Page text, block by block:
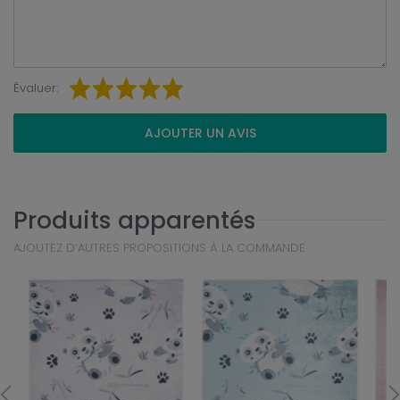
Évaluer:
AJOUTER UN AVIS
Produits apparentés
AJOUTEZ D’AUTRES PROPOSITIONS À LA COMMANDE